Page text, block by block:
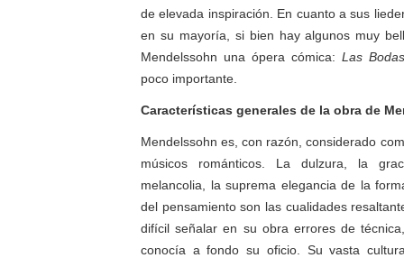
de elevada inspiración. En cuanto a sus
en su mayoría, si bien hay algunos muy
Mendelssohn una ópera cómica: Las
poco importante.
Características generales de la obra de
Mendelssohn es, con razón, considerado
músicos románticos. La dulzura, la
melancolia, la suprema elegancia de la
del pensamiento son las cualidades
difícil señalar en su obra errores de
conocía a fondo su oficio. Su vasta